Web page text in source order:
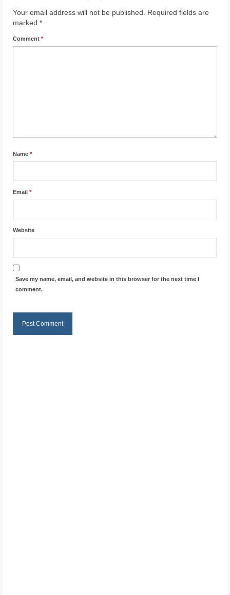
Your email address will not be published.
Required fields are
marked *
Comment *
Name *
Email *
Website
Save my name, email, and website in this browser for the next time I
comment.